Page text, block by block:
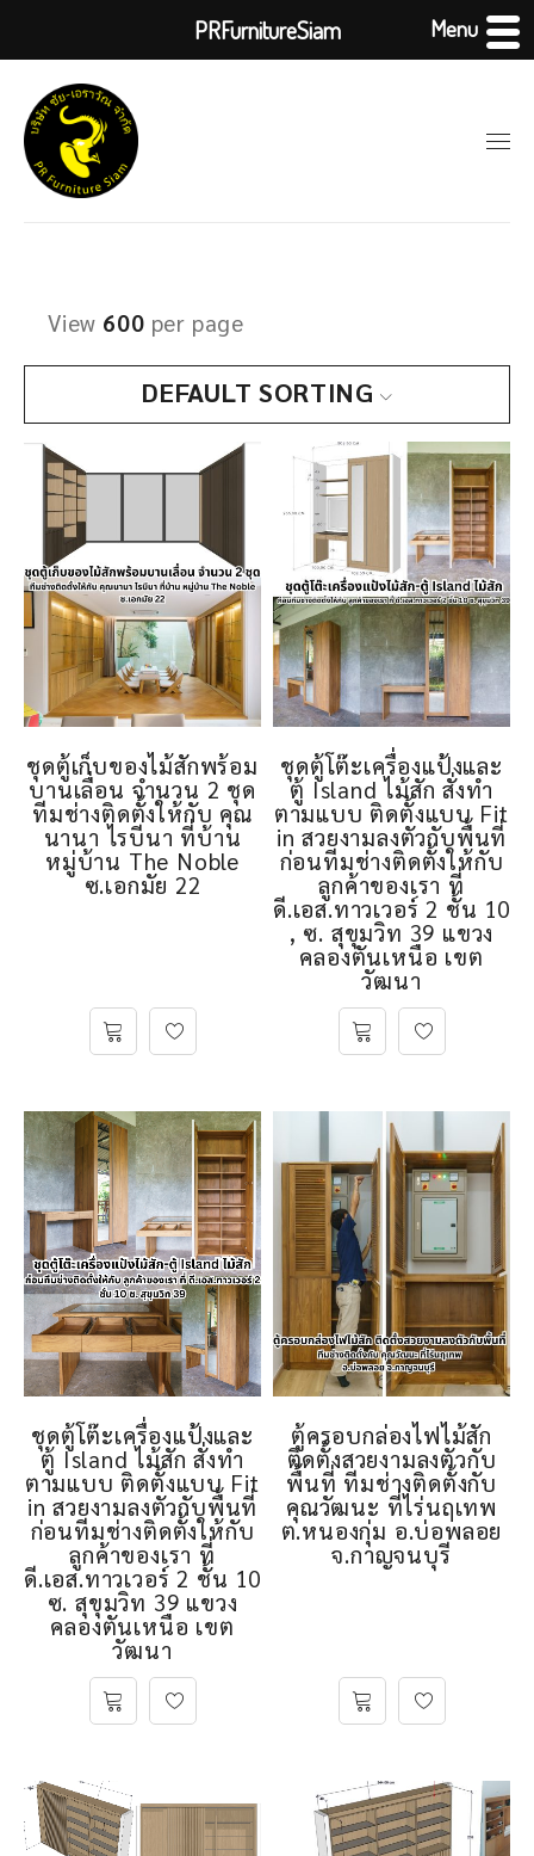
DEFAULT SORTING
View 600 per page
ชุดตู้เก็บของไม้สักพร้อม
บานเลื่อน จำนวน 2 ชุด
ทีมช่างติดตั้งให้กับ คุณ
นานา ไรบีนา ที่บ้าน
หมู่บ้าน The Noble
ซ.เอกมัย 22
ชุดตู้โต๊ะเครื่องแป้งและ
ตู้ Island ไม้สัก สั่งทำ
ตามแบบ ติดตั้งแบบ Fit
in สวยงามลงตัวกับพื้นที่
ก่อนทีมช่างติดตั้งให้กับ
ลูกค้าของเรา ที่
ดี.เอส.ทาวเวอร์ 2 ชั้น 10
, ซ. สุขุมวิท 39 แขวง
คลองตันเหนือ เขต
วัฒนา
ชุดตู้โต๊ะเครื่องแป้งและ
ตู้ Island ไม้สัก สั่งทำ
ตามแบบ ติดตั้งแบบ Fit
in สวยงามลงตัวกับพื้นที่
ก่อนทีมช่างติดตั้งให้กับ
ลูกค้าของเรา ที่
ดี.เอส.ทาวเวอร์ 2 ชั้น 10
ซ. สุขุมวิท 39 แขวง
คลองตันเหนือ เขต
วัฒนา
ตู้ครอบกล่องไฟไม้สัก
ติดตั้งสวยงามลงตัวกับ
พื้นที่ ทีมช่างติดตั้งกับ
คุณวัฒนะ ที่ไร่นฤเทพ
ต.หนองกุ่ม อ.บ่อพลอย
จ.กาญจนบุรี
PRFurnitureSiam Menu